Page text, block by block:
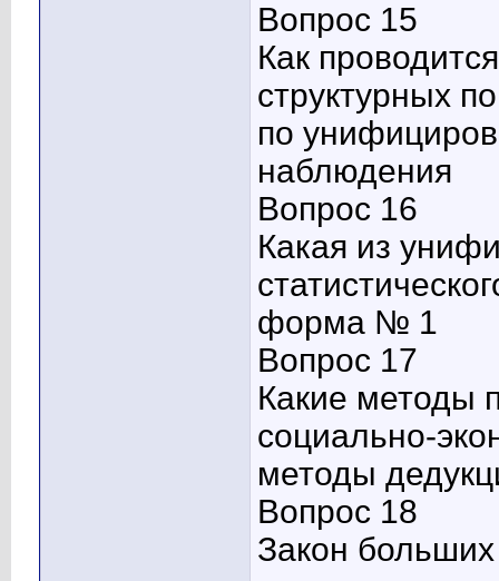
Вопрос 15
Как
структурных
по
наблюдения
Вопрос 16
Какая из
форма № 1
Вопрос 17
Какие методы
социально-
методы
Вопрос 18
Закон